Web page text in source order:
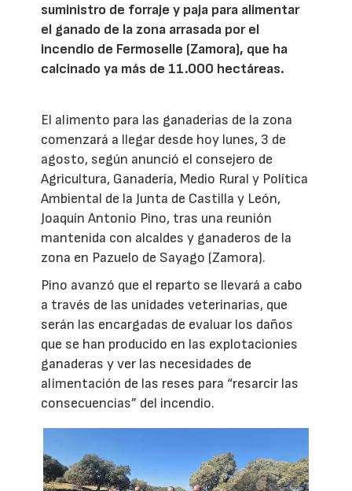
suministro de forraje y paja para alimentar
el ganado de la zona arrasada por el
incendio de Fermoselle (Zamora), que ha
calcinado ya más de 11.000 hectáreas.
El alimento para las ganaderías de la zona
comenzará a llegar desde hoy lunes, 3 de
agosto, según anunció el consejero de
Agricultura, Ganadería, Medio Rural y Política
Ambiental de la Junta de Castilla y León,
Joaquín Antonio Pino, tras una reunión
mantenida con alcaldes y ganaderos de la
zona en Pazuelo de Sayago (Zamora).
Pino avanzó que el reparto se llevará a cabo
a través de las unidades veterinarias, que
serán las encargadas de evaluar los daños
que se han producido en las explotacionies
ganaderas y ver las necesidades de
alimentación de las reses para “resarcir las
consecuencias” del incendio.